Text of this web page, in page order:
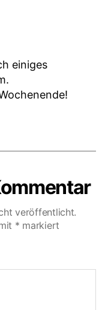
einiges
veröffentlicht.
* markiert